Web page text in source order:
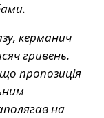
керманич
гривень.
пропозиція
на